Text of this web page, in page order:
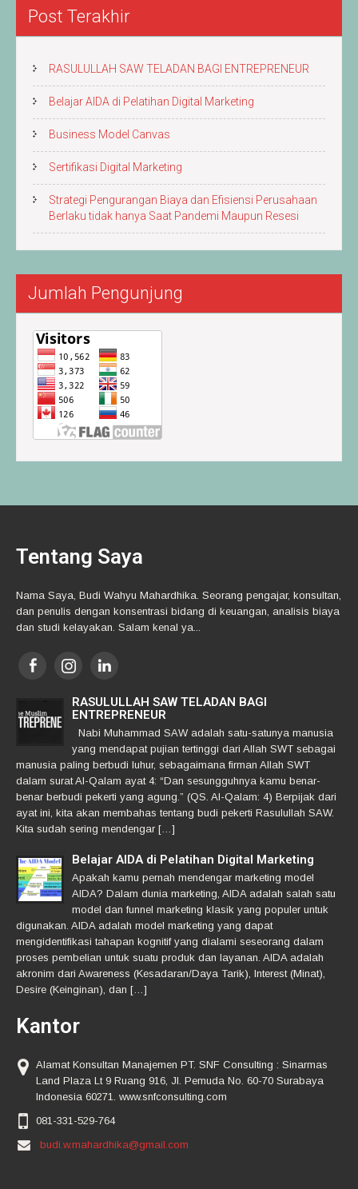
Post Terakhir
RASULULLAH SAW TELADAN BAGI ENTREPRENEUR
Belajar AIDA di Pelatihan Digital Marketing
Business Model Canvas
Sertifikasi Digital Marketing
Strategi Pengurangan Biaya dan Efisiensi Perusahaan
Berlaku tidak hanya Saat Pandemi Maupun Resesi
Jumlah Pengunjung
Tentang Saya
Nama Saya, Budi Wahyu Mahardhika. Seorang pengajar, konsultan,
dan penulis dengan konsentrasi bidang di keuangan, analisis biaya
dan studi kelayakan. Salam kenal ya...
RASULULLAH SAW TELADAN BAGI
ENTREPRENEUR
Nabi Muhammad SAW adalah satu-satunya manusia
yang mendapat pujian tertinggi dari Allah SWT sebagai
manusia paling berbudi luhur, sebagaimana firman Allah SWT
dalam surat Al-Qalam ayat 4: “Dan sesungguhnya kamu benar-
benar berbudi pekerti yang agung.” (QS. Al-Qalam: 4) Berpijak dari
ayat ini, kita akan membahas tentang budi pekerti Rasulullah SAW.
Kita sudah sering mendengar […]
Belajar AIDA di Pelatihan Digital Marketing
Apakah kamu pernah mendengar marketing model
AIDA? Dalam dunia marketing, AIDA adalah salah satu
model dan funnel marketing klasik yang populer untuk
digunakan. AIDA adalah model marketing yang dapat
mengidentifikasi tahapan kognitif yang dialami seseorang dalam
proses pembelian untuk suatu produk dan layanan. AIDA adalah
akronim dari Awareness (Kesadaran/Daya Tarik), Interest (Minat),
Desire (Keinginan), dan […]
Kantor
Alamat Konsultan Manajemen PT. SNF Consulting : Sinarmas
Land Plaza Lt 9 Ruang 916, Jl. Pemuda No. 60-70 Surabaya
Indonesia 60271. www.snfconsulting.com
081-331-529-764
budi.w.mahardhika@gmail.com